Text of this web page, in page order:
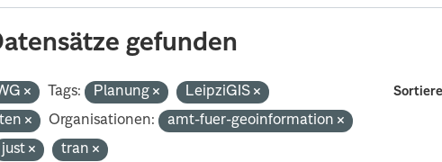
gefunden
Tags: Planung
LeipziGIS
Organisationen:
amt-fuer-geoinformation
just tran